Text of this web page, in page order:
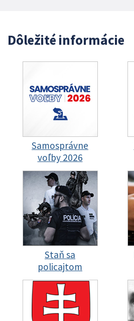
Dôležité informácie
Samosprávne
voľby 2026
Staň sa
policajtom